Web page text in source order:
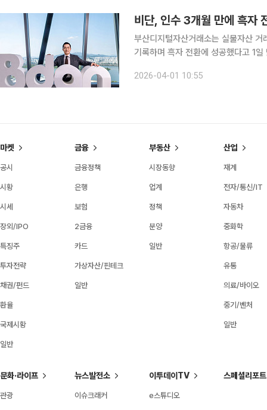
비단, 인수 3개월 만에 흑자
부산디지털자산거래소는 실물자산
기록하며 흑자 전환에 성공했다고 1일 밝혔다. 비단은 한국금거래소디지털에셋
48억9000만원의 영업손실을 기록
2026-04-01 10:55
마켓
공시
시황
시세
장외/IPO
특징주
투자전략
채권/펀드
환율
국제시황
일반
금융
금융정책
은행
보험
2금융
카드
가상자산/핀테크
일반
부동산
시장동향
업계
정책
분양
일반
산업
재계
전자/통신/IT
자동차
중화학
항공/물류
유통
의료/바이오
중기/벤처
일반
문화·라이프
관광
뉴스발전소
이슈크래커
이투데이TV
e스튜디오
스페셜리포트